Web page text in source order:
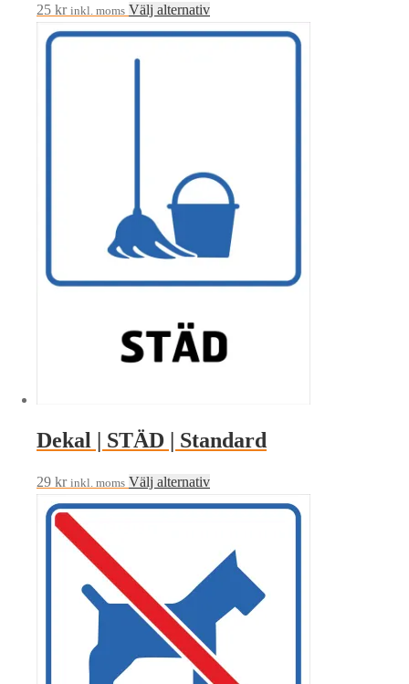
25 kr inkl. moms Välj alternativDen
här
olika
alternativen
väljas
på
produktsidan
Dekal | STÄD | Standard
29 kr inkl. moms Välj alternativDen
här
flera
varianter.
De
alternativen